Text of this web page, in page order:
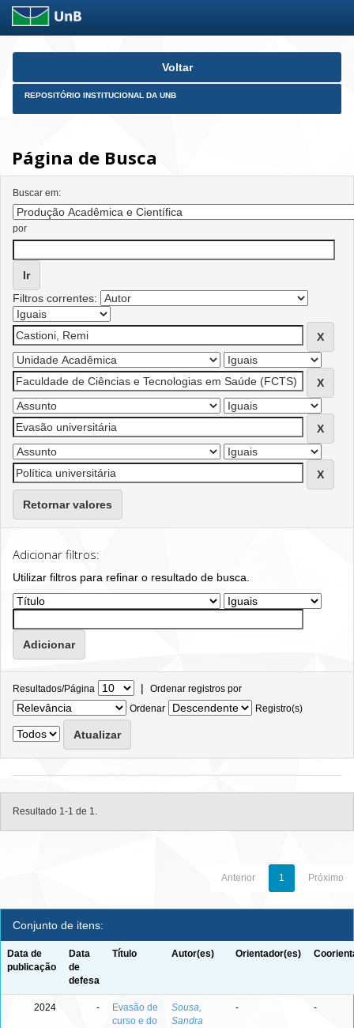
Skip
Voltar
REPOSITÓRIO INSTITUCIONAL DA UNB
Página de Busca
Buscar em:
por
Filtros correntes:
Retornar valores
Adicionar filtros:
Utilizar filtros para refinar o resultado de busca.
Resultados/Página | Ordenar registros por
Ordenar
Registro(s)
Resultado 1-1 de 1.
Anterior 1 Próximo
Conjunto de itens:
Data de
publicação
Data
de
defesa
Título Autor(es) Orientador(es)
2024 -
Evasão de
curso e do
Sousa,
Sandra
- -